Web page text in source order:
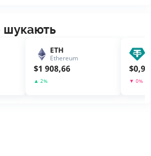
шукають
ETH
Ethereum
$1 908,66
▲ 2%
$
▼ 0%